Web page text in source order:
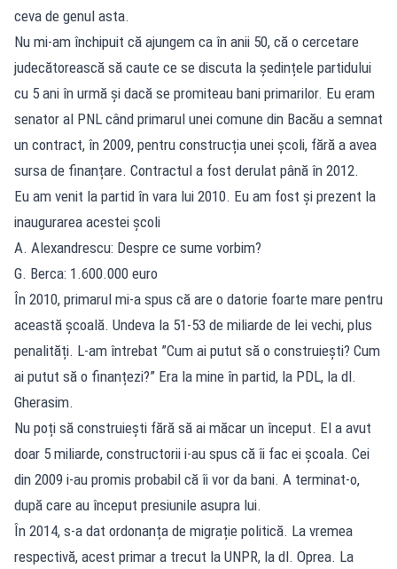
ceva de genul asta.
Nu mi-am închipuit că ajungem ca în anii 50, că o cercetare
judecătorească să caute ce se discuta la ședințele partidului
cu 5 ani în urmă și dacă se promiteau bani primarilor. Eu eram
senator al PNL când primarul unei comune din Bacău a semnat
un contract, în 2009, pentru construcția unei școli, fără a avea
sursa de finanțare. Contractul a fost derulat până în 2012.
Eu am venit la partid în vara lui 2010. Eu am fost și prezent la
inaugurarea acestei școli
A. Alexandrescu: Despre ce sume vorbim?
G. Berca: 1.600.000 euro
În 2010, primarul mi-a spus că are o datorie foarte mare pentru
această școală. Undeva la 51-53 de miliarde de lei vechi, plus
penalități. L-am întrebat ”Cum ai putut să o construiești? Cum
ai putut să o finanțezi?” Era la mine în partid, la PDL, la dl.
Gherasim.
Nu poți să construiești fără să ai măcar un început. El a avut
doar 5 miliarde, constructorii i-au spus că îi fac ei școala. Cei
din 2009 i-au promis probabil că îi vor da bani. A terminat-o,
după care au început presiunile asupra lui.
În 2014, s-a dat ordonanța de migrație politică. La vremea
respectivă, acest primar a trecut la UNPR, la dl. Oprea. La